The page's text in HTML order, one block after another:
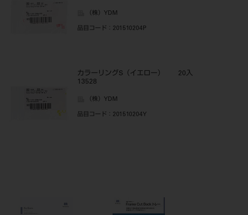
（株）YDM
品目コード ：201510204P
カラーリングS（イエロー） 20入
13528
（株）YDM
品目コード ：201510204Y